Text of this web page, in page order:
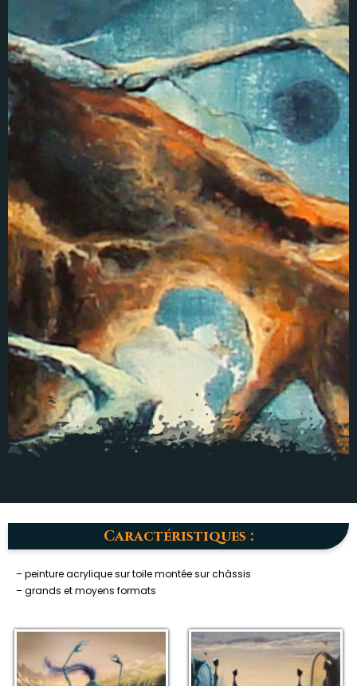
Caractéristiques :
– peinture acrylique sur toile montée sur châssis
– grands et moyens formats